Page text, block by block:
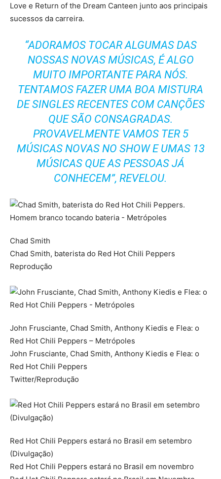
Love e Return of the Dream Canteen junto aos principais
sucessos da carreira.
“ADORAMOS TOCAR ALGUMAS DAS
NOSSAS NOVAS MÚSICAS, É ALGO
MUITO IMPORTANTE PARA NÓS.
TENTAMOS FAZER UMA BOA MISTURA
DE SINGLES RECENTES COM CANÇÕES
QUE SÃO CONSAGRADAS.
PROVAVELMENTE VAMOS TER 5
MÚSICAS NOVAS NO SHOW E UMAS 13
MÚSICAS QUE AS PESSOAS JÁ
CONHECEM”, REVELOU.
Chad Smith
Chad Smith, baterista do Red Hot Chili Peppers
Reprodução
John Frusciante, Chad Smith, Anthony Kiedis e Flea: o
Red Hot Chili Peppers – Metrópoles
John Frusciante, Chad Smith, Anthony Kiedis e Flea: o
Red Hot Chili Peppers
Twitter/Reprodução
Red Hot Chili Peppers estará no Brasil em setembro
(Divulgação)
Red Hot Chili Peppers estará no Brasil em novembro